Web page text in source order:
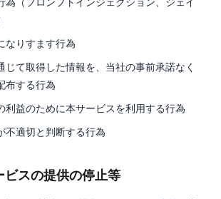
なりすます行為
じて取得した情報を、当社の事前承諾なく
布する行為
利益のために本サービスを利用する行為
不適切と判断する行為
ビスの提供の停止等